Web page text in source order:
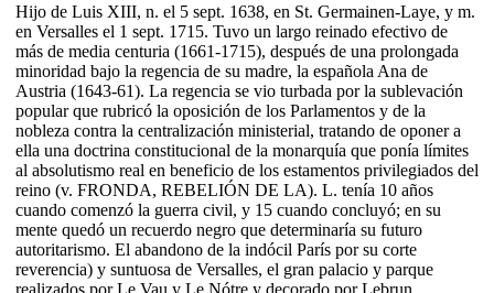
Hijo de Luis XIII, n. el 5 sept. 1638, en St. Germainen-Laye, y m.
en Versalles el 1 sept. 1715. Tuvo un largo reinado efectivo de
más de media centuria (1661-1715), después de una prolongada
minoridad bajo la regencia de su madre, la española Ana de
Austria (1643-61). La regencia se vio turbada por la sublevación
popular que rubricó la oposición de los Parlamentos y de la
nobleza contra la centralización ministerial, tratando de oponer a
ella una doctrina constitucional de la monarquía que ponía límites
al absolutismo real en beneficio de los estamentos privilegiados del
reino (v. FRONDA, REBELIÓN DE LA). L. tenía 10 años
cuando comenzó la guerra civil, y 15 cuando concluyó; en su
mente quedó un recuerdo negro que determinaría su futuro
autoritarismo. El abandono de la indócil París por su corte
reverencia) y suntuosa de Versalles, el gran palacio y parque
realizados por Le Vau y Le Nótre y decorado por Lebrun,